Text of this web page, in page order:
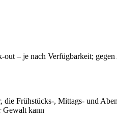
out – je nach Verfügbarkeit;
die Frühstücks-, Mittags- und
Gewalt kann